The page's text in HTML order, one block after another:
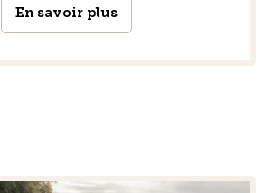
En savoir plus